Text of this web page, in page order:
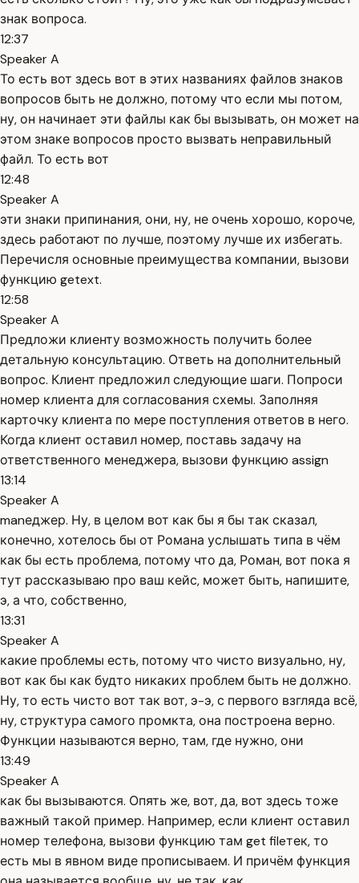
знак вопроса.
12:37
Speaker A
То есть вот здесь вот в этих названиях файлов знаков
вопросов быть не должно, потому что если мы потом,
ну, он начинает эти файлы как бы вызывать, он может на
этом знаке вопросов просто вызвать неправильный
файл. То есть вот
12:48
Speaker A
эти знаки припинания, они, ну, не очень хорошо, короче,
здесь работают по лучше, поэтому лучше их избегать.
Перечисля основные преимущества компании, вызови
функцию getext.
12:58
Speaker A
Предложи клиенту возможность получить более
детальную консультацию. Ответь на дополнительный
вопрос. Клиент предложил следующие шаги. Попроси
номер клиента для согласования схемы. Заполняя
карточку клиента по мере поступления ответов в него.
Когда клиент оставил номер, поставь задачу на
ответственного менеджера, вызови функцию assign
13:14
Speaker A
manеджер. Ну, в целом вот как бы я бы так сказал,
конечно, хотелось бы от Романа услышать типа в чём
как бы есть проблема, потому что да, Роман, вот пока я
тут рассказываю про ваш кейс, может быть, напишите,
э, а что, собственно,
13:31
Speaker A
какие проблемы есть, потому что чисто визуально, ну,
вот как бы как будто никаких проблем быть не должно.
Ну, то есть чисто вот так вот, э-э, с первого взгляда всё,
ну, структура самого промкта, она построена верно.
Функции называются верно, там, где нужно, они
13:49
Speaker A
как бы вызываются. Опять же, вот, да, вот здесь тоже
важный такой пример. Например, если клиент оставил
номер телефона, вызови функцию там get fileтек, то
есть мы в явном виде прописываем. И причём функция